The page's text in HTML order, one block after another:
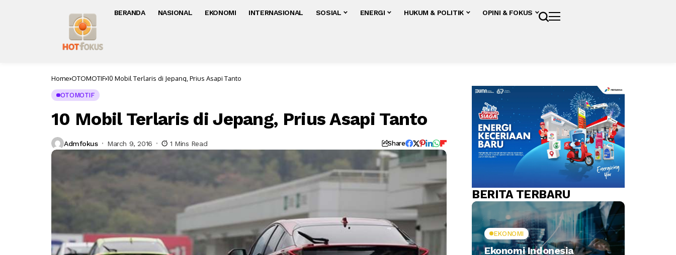
BERANDA NASIONAL EKONOMI INTERNASIONAL SOSIAL ENERGI HUKUM & POLITIK OPINI & FOKUS
Home OTOMOTIF 10 Mobil Terlaris di Jepang, Prius Asapi Tanto
OTOMOTIF
10 Mobil Terlaris di Jepang, Prius Asapi Tanto
Admfokus March 9, 2016 1 Mins Read Share
BERITA TERBARU
EKONOMI
Ekonomi Indonesia